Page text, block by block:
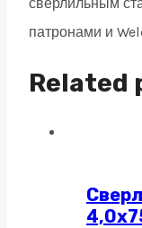
сверлильным
патронами и
Related